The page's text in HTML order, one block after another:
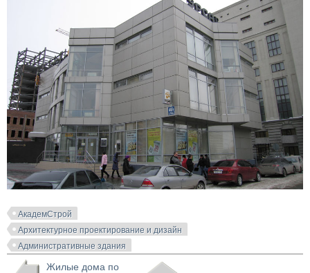
АкадемСтрой
Архитектурное проектирование и дизайн
Административные здания
Жилые дома по